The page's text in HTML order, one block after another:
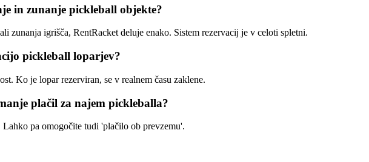
in zunanje pickleball objekte?
zunanja igrišča, RentRacket deluje enako. Sistem rezervacij je v celoti spletni.
pickleball loparjev?
Ko je lopar rezerviran, se v realnem času zaklene.
plačil za najem pickleballa?
pa omogočite tudi 'plačilo ob prevzemu'.